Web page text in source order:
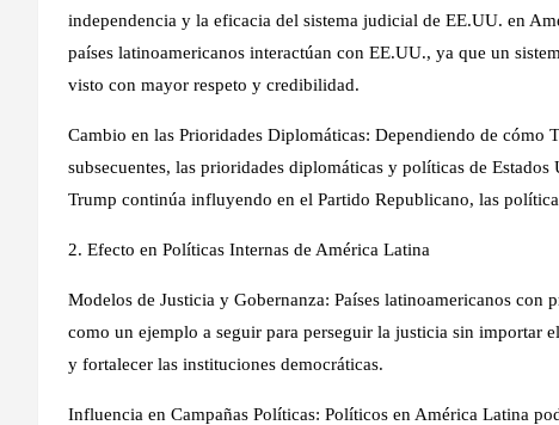
independencia y la eficacia del sistema judicial de EE.UU. en
países latinoamericanos interactúan con EE.UU., ya que un
visto con mayor respeto y credibilidad.
Cambio en las Prioridades Diplomáticas: Dependiendo de cómo
subsecuentes, las prioridades diplomáticas y políticas de
Trump continúa influyendo en el Partido Republicano, las
2. Efecto en Políticas Internas de América Latina
Modelos de Justicia y Gobernanza: Países latinoamericanos
como un ejemplo a seguir para perseguir la justicia sin importar
y fortalecer las instituciones democráticas.
Influencia en Campañas Políticas: Políticos en América Latina